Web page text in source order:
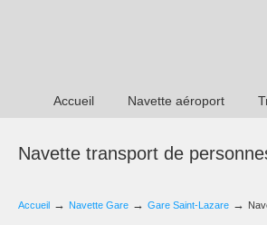
Accueil Navette aéroport
Navette transport de
Accueil → Navette Gare → Gare Saint-Lazare →